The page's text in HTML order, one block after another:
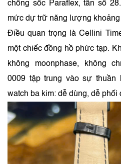
chống sốc Paraflex, tần số
mức dự trữ năng lượng
Điều quan trọng là Cellini
một chiếc đồng hồ phức tạp.
không moonphase, không
0009 tập trung vào sự thuần
watch ba kim: dễ dùng, dễ phối